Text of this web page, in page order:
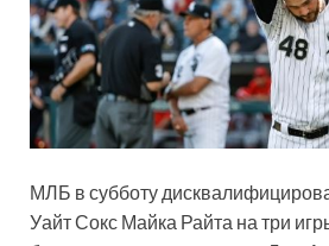
МЛБ в субботу
Уайт Сокс Майка Райта на три